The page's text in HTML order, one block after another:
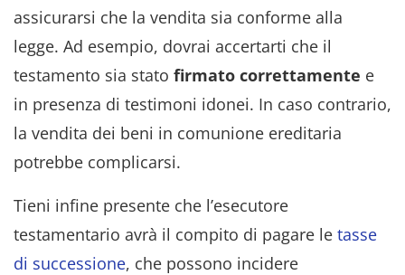
assicurarsi che la vendita sia conforme alla
legge. Ad esempio, dovrai accertarti che il
testamento sia stato firmato correttamente e
in presenza di testimoni idonei. In caso contrario,
la vendita dei beni in comunione ereditaria
potrebbe complicarsi.
Tieni infine presente che l’esecutore
testamentario avrà il compito di pagare le tasse
di successione, che possono incidere